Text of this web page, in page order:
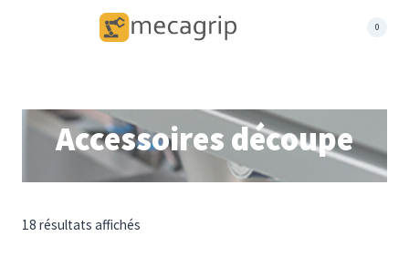
0
Accessoires découpe
18 résultats affichés